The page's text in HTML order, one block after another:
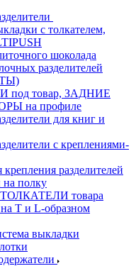
с толкателем,
шоколада
разделителей
товар, ЗАДНИЕ
на профиле
для книг и
с креплениями-
разделителей
на полку
товара
на Т и L-образном
выкладки